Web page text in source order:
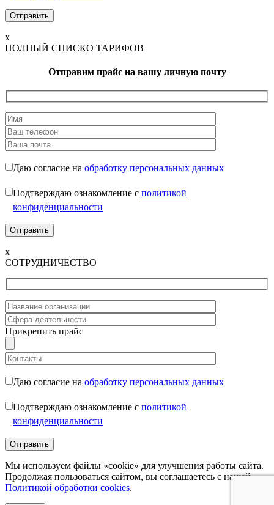
x
ПОЛНЫЙ СПИСКО ТАРИФОВ
Отправим прайс на вашу личную почту
Даю согласие на обработку персональных данных
Подтверждаю ознакомление с политикой
конфиденциальности
x
СОТРУДНИЧЕСТВО
Прикрепить прайс
Даю согласие на обработку персональных данных
Подтверждаю ознакомление с политикой
конфиденциальности
Мы используем файлы «cookie» для улучшения работы сайта.
Продолжая пользоваться сайтом, вы соглашаетесь с нашей
Политикой обработки cookies.